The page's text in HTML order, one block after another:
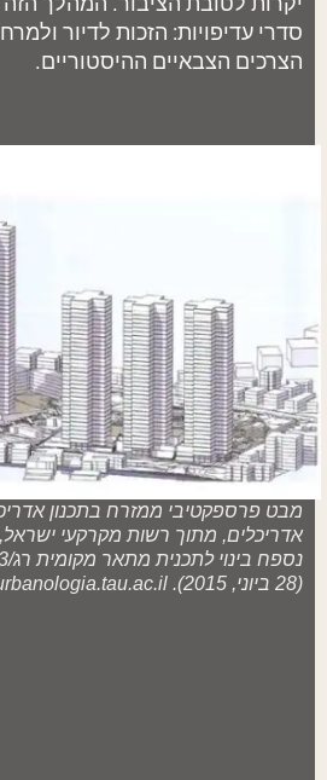
סדרי עדיפויות: הזכות לדיור
הצרכים הצבאיים ההיסטוריים.
מבט פרספקטיבי ממזרח בתכנון
אדריכלים, מתוך רשות מקרקעי ישראל,
(28 ביוני, 2015). urbanologia.tau.ac.il